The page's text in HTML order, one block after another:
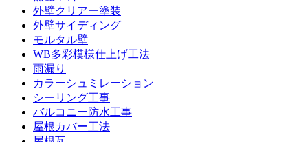
外壁クリアー塗装
外壁サイディング
モルタル壁
WB多彩模様仕上げ工法
雨漏り
カラーシュミレーション
シーリング工事
バルコニー防水工事
屋根カバー工法